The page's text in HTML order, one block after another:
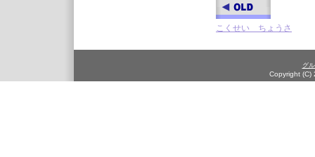
こくせい ちょうさ
グ
Copyright (C)